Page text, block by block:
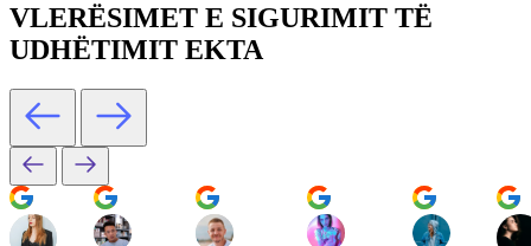
VLERËSIMET E SIGURIMIT TË
UDHËTIMIT EKTA